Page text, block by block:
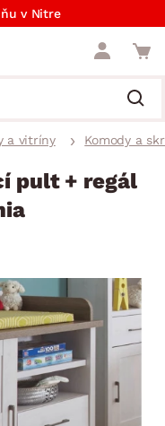
v Nitre
a vitríny Komody a
pult + regál